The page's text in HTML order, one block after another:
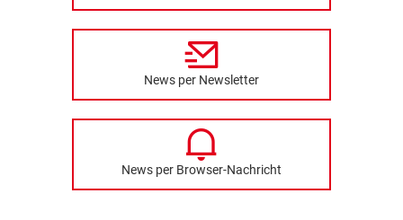
News per Newsletter
News per Browser-Nachricht